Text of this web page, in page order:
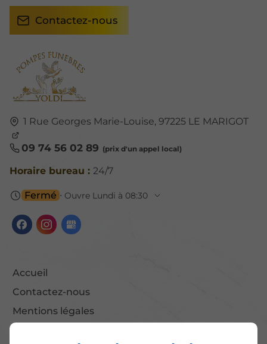
1 Rue Georges Marie-Louise, 97225 LE MARIGOT
09 74 56 02 89
Horaire bureau : 24/7
Fermé ⋅ Ouvre Lundi à 08:30
Accueil
Contactez-nous
Mentions légales
Contactez-nous